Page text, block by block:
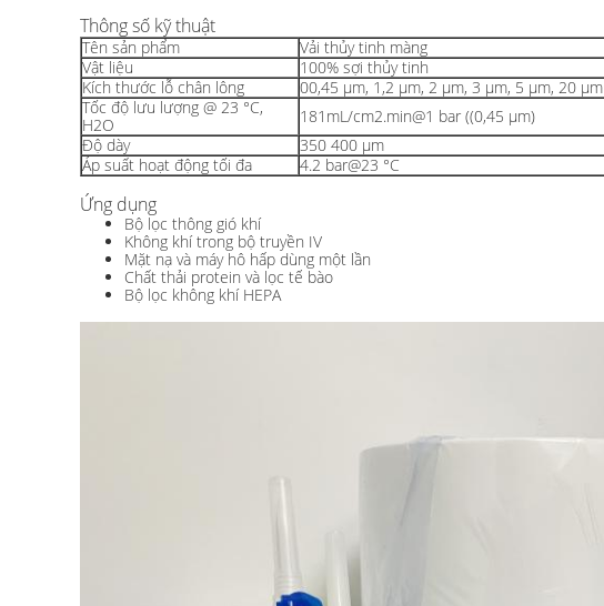
Thông số kỹ thuật
Tên sản phẩm
Vải thủy tinh màng
Vật liệu
100% sợi thủy tinh
Kích thước lỗ chân lông
00,45 μm, 1,2 μm, 2 μm, 3 μm, 5 μm, 20 μm
Tốc độ lưu lượng @ 23 °C,
H2O
️181mL/cm2.min@1 bar ((0,45 μm)
Độ dày
350 400 μm
Áp suất hoạt động tối đa
4.2 bar@23 °C
Ứng dụng
Bộ lọc thông gió khí
Không khí trong bộ truyền IV
Mặt nạ và máy hô hấp dùng một lần
Chất thải protein và lọc tế bào
Bộ lọc không khí HEPA